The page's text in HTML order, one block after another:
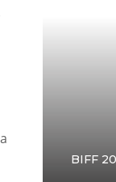
BIFF